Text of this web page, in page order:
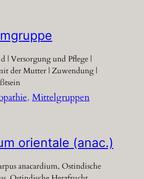
| Versorgung und Pflege |
der Mutter | Zuwendung |
, Mittelgruppen
orientale (anac.)
anacardium, Ostindische